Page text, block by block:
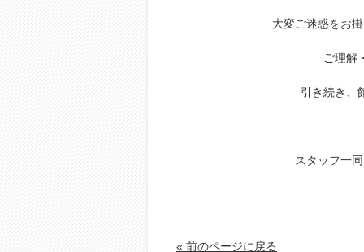
大変ご迷惑をお
ご理解
引き続き、
スタッフ一
« 前のページに戻る